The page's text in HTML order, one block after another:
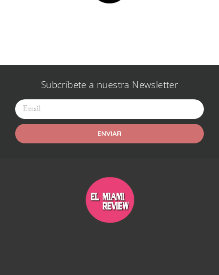
Subcríbete a nuestra Newsletter
ENVIAR